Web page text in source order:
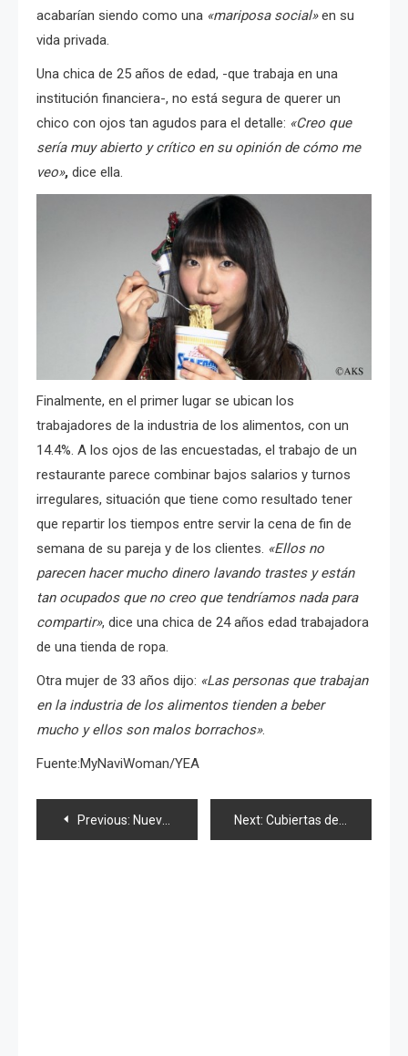
acabarían siendo como una «mariposa social»en su
vida privada.
Una chica de 25 años de edad, -que trabaja en una
institución financiera-, no está segura de querer un
chico con ojos tan agudos para el detalle: «Creo que
sería muy abierto y crítico en su opinión de cómo me
veo», dice ella.
Finalmente, en el primer lugar se ubican los
trabajadores de la industria de los alimentos, con un
14.4%. A los ojos de las encuestadas, el trabajo de un
restaurante parece combinar bajos salarios y turnos
irregulares, situación que tiene como resultado tener
que repartir los tiempos entre servir la cena de fin de
semana de su pareja y de los clientes. «Ellos no
parecen hacer mucho dinero lavando trastes y están
tan ocupados que no creo que tendríamos nada para
compartir», dice una chica de 24 años edad trabajadora
de una tienda de ropa.
Otra mujer de 33 años dijo: «Las personas que trabajan
en la industria de los alimentos tienden a beber
mucho y ellos son malos borrachos».
Fuente:MyNaviWoman/YEA
Navegación
Previous: Nuevo sencillo de «Tochiotome25» invita a tomar baños «Onsen» Next: Cubiertas de sencillo 40, PB de Nana Yamada, «pequeña María» y news 48